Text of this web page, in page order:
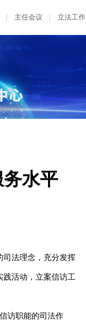
主任会议 立法工作
水平
司法理念，充分发挥
践活动，立案信访工
访职能的司法作